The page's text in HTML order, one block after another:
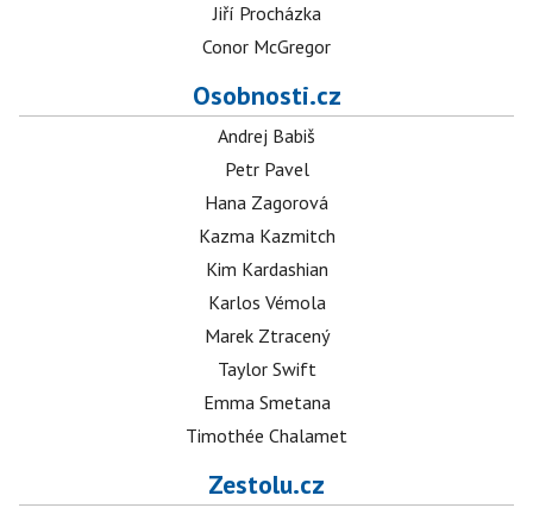
Jiří Procházka
Conor McGregor
Osobnosti.cz
Andrej Babiš
Petr Pavel
Hana Zagorová
Kazma Kazmitch
Kim Kardashian
Karlos Vémola
Marek Ztracený
Taylor Swift
Emma Smetana
Timothée Chalamet
Zestolu.cz